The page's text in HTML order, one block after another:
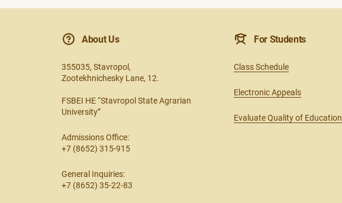
About Us
355035, Stavropol,
Zootekhnichesky Lane, 12.
FSBEI HE “Stavropol State Agrarian
University”
Admissions Office:
+7 (8652) 315-915
General Inquiries:
+7 (8652) 35-22-83
For Students
Class Schedule
Electronic Appeals
Evaluate Quality of Education